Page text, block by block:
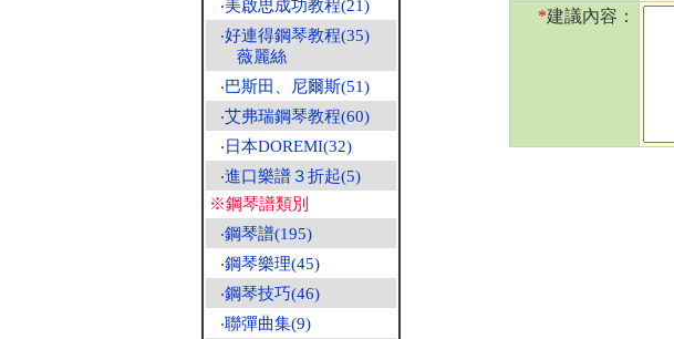
‧美啟思成功教程(21)
‧好連得鋼琴教程(35)
薇麗絲
‧巴斯田、尼爾斯(51)
‧艾弗瑞鋼琴教程(60)
‧ 日本DOREMI(32)
‧進口樂譜３折起(5)
※鋼琴譜類別
‧鋼琴譜(195)
‧鋼琴樂理(45)
‧鋼琴技巧(46)
‧聯彈曲集(9)
*建議內容：